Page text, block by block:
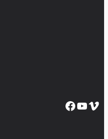
Pagina Facebook Corso EM68
Canale YouTube Corso EM68